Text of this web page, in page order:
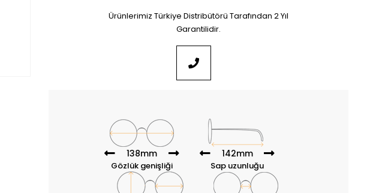
Ürünlerimiz Türkiye Distribütörü Tarafından 2 Yıl
Garantilidir.
138mm
Gözlük genişliği
142mm
Sap uzunluğu